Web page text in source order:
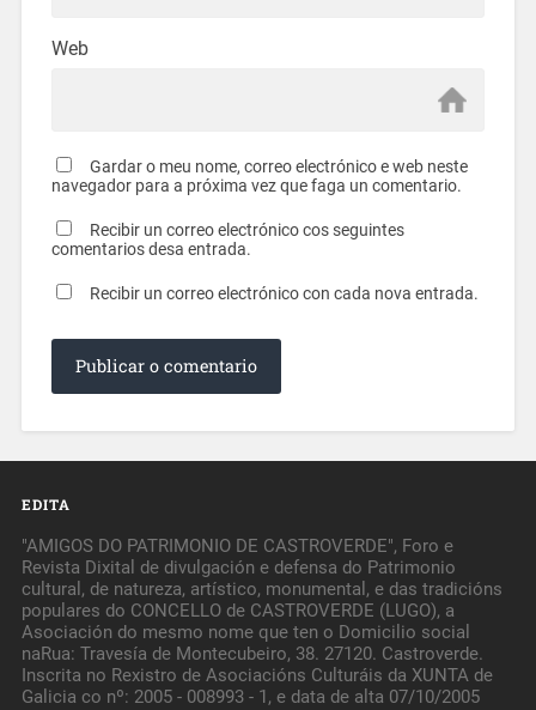
Web
Gardar o meu nome, correo electrónico e web neste
navegador para a próxima vez que faga un comentario.
Recibir un correo electrónico cos seguintes
comentarios desa entrada.
Recibir un correo electrónico con cada nova entrada.
EDITA
"AMIGOS DO PATRIMONIO DE CASTROVERDE", Foro e
Revista Dixital de divulgación e defensa do Patrimonio
cultural, de natureza, artístico, monumental, e das tradicións
populares do CONCELLO de CASTROVERDE (LUGO), a
Asociación do mesmo nome que ten o Domicilio social
naRua: Travesía de Montecubeiro, 38. 27120. Castroverde.
Inscrita no Rexistro de Asociacións Culturáis da XUNTA de
Galicia co nº: 2005 - 008993 - 1, e data de alta 07/10/2005